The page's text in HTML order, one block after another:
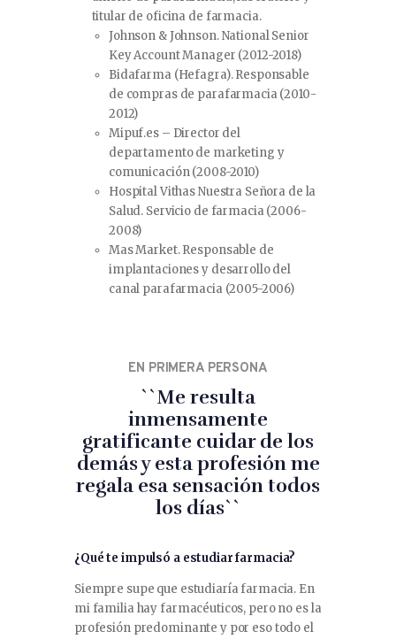
titular de oficina de farmacia.
Johnson & Johnson. National Senior
Key Account Manager (2012-2018)
Bidafarma (Hefagra). Responsable
de compras de parafarmacia (2010-
2012)
Mipuf.es – Director del
departamento de marketing y
comunicación (2008-2010)
Hospital Vithas Nuestra Señora de la
Salud. Servicio de farmacia (2006-
2008)
Mas Market. Responsable de
implantaciones y desarrollo del
canal parafarmacia (2005-2006)
EN PRIMERA PERSONA
``Me resulta
inmensamente
gratificante cuidar de los
demás y esta profesión me
regala esa sensación todos
los días``
¿Qué te impulsó a estudiar farmacia?
Siempre supe que estudiaría farmacia. En
mi familia hay farmacéuticos, pero no es la
profesión predominante y por eso todo el